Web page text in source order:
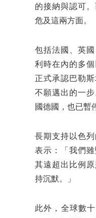
的接納與認可
危及這兩方面。
包括法國、英
利時在內的多
正式承認巴勒
不願邁出的一
國德國，也已暫
長期支持以色
表示：「我們
其遠超出比例
持沉默。」
此外，全球數